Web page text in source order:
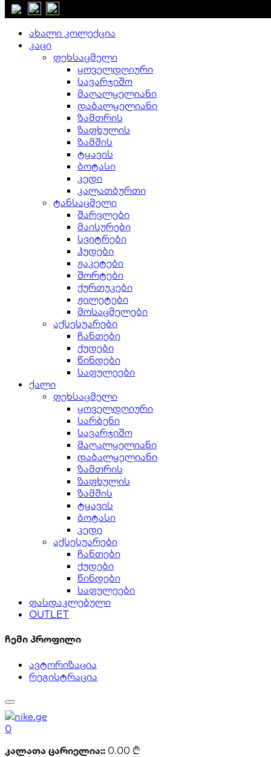
დახურვა
ახალი კოლექცია
კაცი
ფეხსაცმელი
ყოველდღიური
სავარჯიშო
მაღალყელიანი
დაბალყელიანი
ზამთრის
ზაფხულის
ზამშის
ტყავის
ბოტასი
კედი
კალათბურთი
ტანსაცმელი
შარვლები
მაისურები
სვიტრები
ჰუდები
ჟაკეტები
შორტები
ქურთუკები
ჟილეტები
მოსაცმელები
აქსესუარები
ჩანთები
ქუდები
წინდები
საფულეები
ქალი
ფეხსაცმელი
ყოველდღიური
სარბენი
სავარჯიშო
მაღალყელიანი
დაბალყელიანი
ზამთრის
ზაფხულის
ზამშის
ტყავის
ბოტასი
კედი
აქსესუარები
ჩანთები
ქუდები
წინდები
საფულეები
ფასდაკლებული
OUTLET
ჩემი პროფილი
ავტორიზაცია
რეგისტრაცია
0
კალათა ცარიელია:: 0.00 ₾